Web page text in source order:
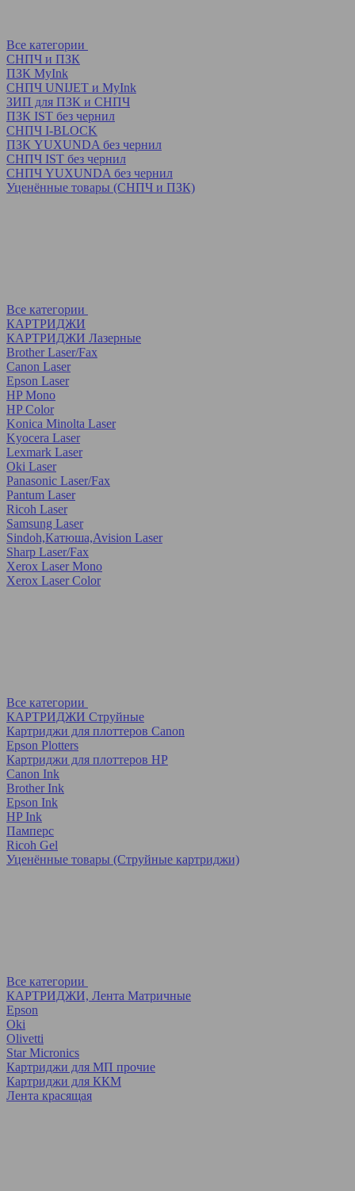
Все категории
СНПЧ и ПЗК
ПЗК MyInk
СНПЧ UNIJET и MyInk
ЗИП для ПЗК и СНПЧ
ПЗК IST без чернил
СНПЧ I-BLOCK
ПЗК YUXUNDA без чернил
СНПЧ IST без чернил
СНПЧ YUXUNDA без чернил
Уценённые товары (СНПЧ и ПЗК)
Все категории
КАРТРИДЖИ
КАРТРИДЖИ Лазерные
Brother Laser/Fax
Canon Laser
Epson Laser
HP Mono
HP Color
Konica Minolta Laser
Kyocera Laser
Lexmark Laser
Oki Laser
Panasonic Laser/Fax
Pantum Laser
Ricoh Laser
Samsung Laser
Sindoh,Катюша,Avision Laser
Sharp Laser/Fax
Xerox Laser Mono
Xerox Laser Color
Все категории
КАРТРИДЖИ Струйные
Картриджи для плоттеров Canon
Epson Plotters
Картриджи для плоттеров HP
Canon Ink
Brother Ink
Epson Ink
HP Ink
Памперс
Ricoh Gel
Уценённые товары (Струйные картриджи)
Все категории
КАРТРИДЖИ, Лента Матричные
Epson
Oki
Olivetti
Star Micronics
Картриджи для МП прочие
Картриджи для ККМ
Лента красящая